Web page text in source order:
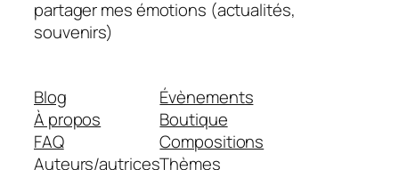
partager mes émotions (actualités,
souvenirs)
Blog
À propos
FAQ
Auteurs/autrices
Évènements
Boutique
Compositions
Thèmes